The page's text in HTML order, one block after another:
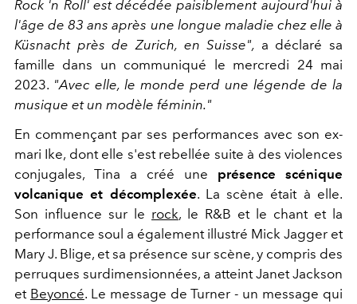
Rock 'n Roll' est décédée paisiblement aujourd'hui à
l'âge de 83 ans après une longue maladie chez elle à
Küsnacht près de Zurich, en Suisse", a déclaré sa
famille dans un communiqué le mercredi 24 mai
2023. "Avec elle, le monde perd une légende de la
musique et un modèle féminin."
En commençant par ses performances avec son ex-
mari Ike, dont elle s'est rebellée suite à des violences
conjugales, Tina a créé une présence scénique
volcanique et décomplexée. La scène était à elle.
Son influence sur le rock, le R&B et le chant et la
performance soul a également illustré Mick Jagger et
Mary J. Blige, et sa présence sur scène, y compris des
perruques surdimensionnées, a atteint Janet Jackson
et Beyoncé. Le message de Turner - un message qui